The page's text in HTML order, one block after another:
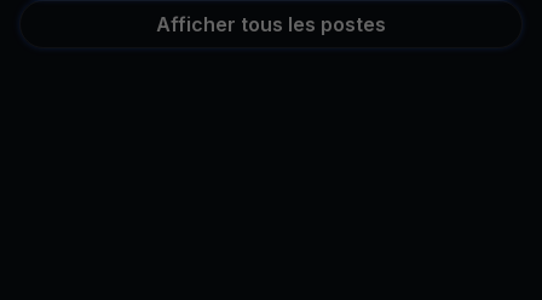
Afficher tous les postes